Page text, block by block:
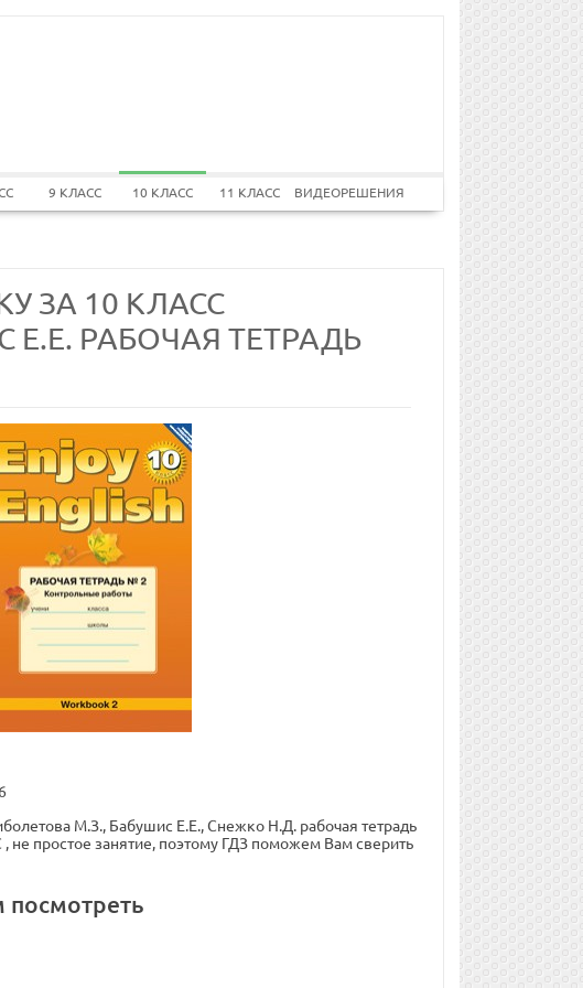
9 КЛАСС 10 КЛАСС 11 КЛАСС ВИДЕОРЕШЕНИЯ
ЗА 10 КЛАСС
РАБОЧАЯ ТЕТРАДЬ
М.З., Бабушис Е.Е., Снежко Н.Д. рабочая тетрадь
не простое занятие, поэтому ГДЗ поможем Вам сверить